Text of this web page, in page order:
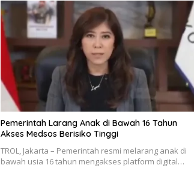
Pemerintah Larang Anak di Bawah 16 Tahun
Akses Medsos Berisiko Tinggi
TROL, Jakarta – Pemerintah resmi melarang anak di
bawah usia 16 tahun mengakses platform digital…